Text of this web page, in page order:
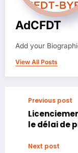
AdCFDT
Add your
View All Posts
Previous post
le délai de
Next post